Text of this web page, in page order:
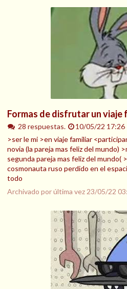
Formas de disfrutar un viaje
28 respuestas.
10/05/22 17:26
>ser le mi >en viaje familiar
novia (la pareja mas feliz del mundo)
segunda pareja mas feliz del mundo(
cosmonauta ruso perdido en el
todo
Archivado por última vez 23/05/22